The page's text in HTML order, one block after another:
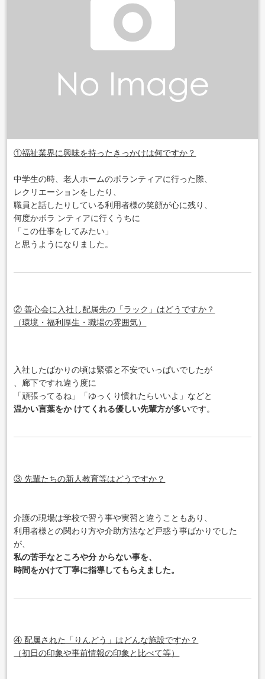
①福祉業界に興味を持ったきっかけは何ですか？
中学生の時、老人ホームのボランティアに行った際、
レクリエーションをしたり、
職員と話したりしている利用者様の笑顔が心に残り、
何度かボラ ンティアに行くうちに
「この仕事をしてみたい」
と思うようになりました。
② 善心会に入社し配属先の「ラック」はどうですか？
（環境・福利厚生・職場の雰囲気）
入社したばかりの頃は緊張と不安でいっぱいでしたが
、廊下ですれ違う度に
「頑張ってるね」「ゆっくり慣れたらいいよ」などと
温かい言葉をか けてくれる優しい先輩方が多いです。
③ 先輩たちの新人教育等はどうですか？
介護の現場は学校で習う事や実習と違うこともあり、
利用者様との関わり方や介助方法など戸惑う事ばかりでした
が、
私の苦手なところや分 からない事を、
時間をかけて丁寧に指導してもらえました。
④ 配属された「りんどう」はどんな施設ですか？
（初日の印象や事前情報の印象と比べて等）